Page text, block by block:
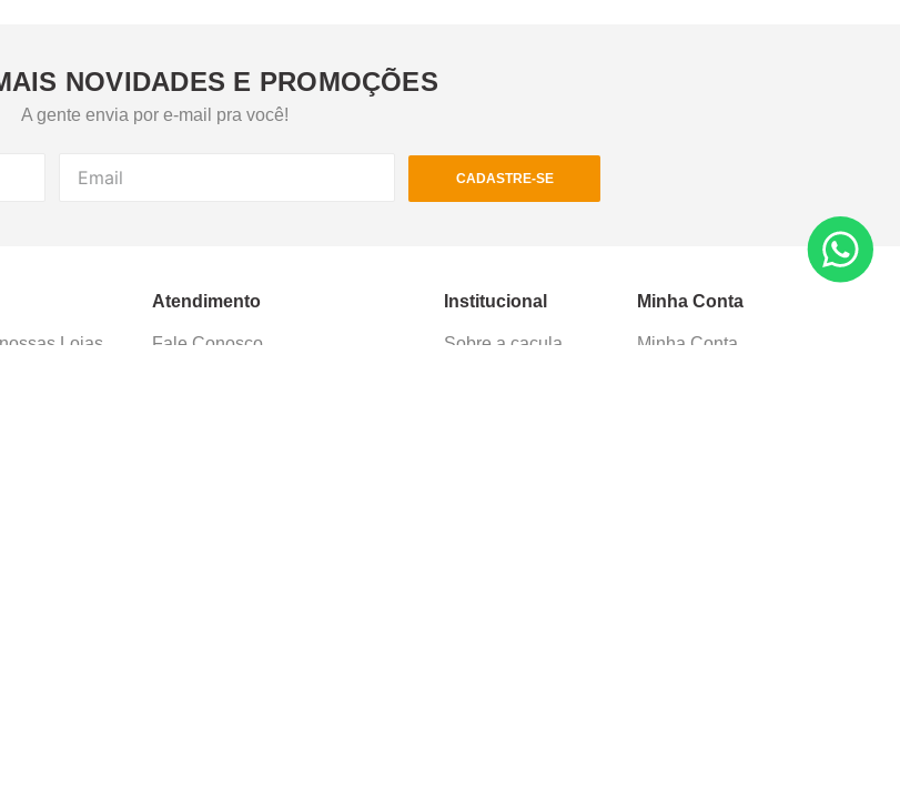
NOVIDADES E PROMOÇÕES
A gente envia por e-mail pra você!
CADASTRE-SE
Lojas
Atendimento
Fale Conosco
Institucional
Sobre a caçula
Minha Conta
Minha Conta